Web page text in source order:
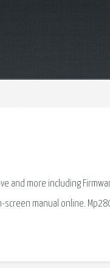
more including
manual online.